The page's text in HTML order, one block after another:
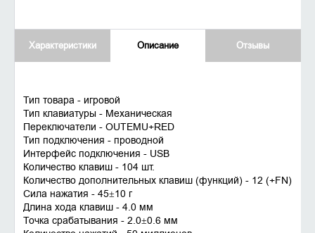
Характеристики Описание Отзывы
Тип товара - игровой
Тип клавиатуры - Механическая
Переключатели - OUTEMU+RED
Тип подключения - проводной
Интерфейс подключения - USB
Количество клавиш - 104 шт.
Количество дополнительных клавиш (функций) - 12 (+FN)
Сила нажатия - 45±10 г
Длина хода клавиш - 4.0 мм
Точка срабатывания - 2.0±0.6 мм